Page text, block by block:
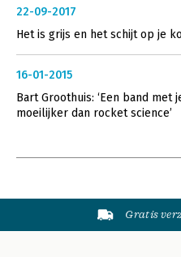
22-09-2017
Het is grijs en het schijt op je
16-01-2015
Bart Groothuis: ‘Een band
moeilijker dan rocket science’
Gratis